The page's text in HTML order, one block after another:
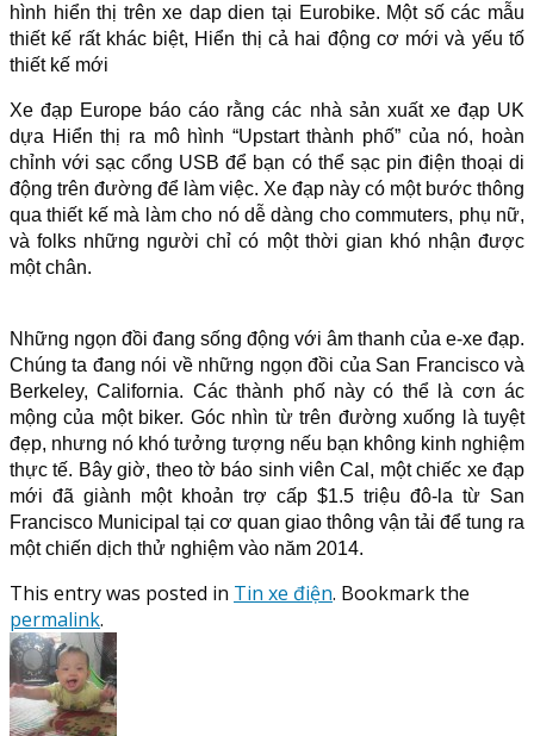
hình hiển thị trên xe dap dien tại Eurobike. Một số các mẫu
thiết kế rất khác biệt, Hiển thị cả hai động cơ mới và yếu tố
thiết kế mới
Xe đạp Europe báo cáo rằng các nhà sản xuất xe đạp UK
dựa Hiển thị ra mô hình “Upstart thành phố” của nó, hoàn
chỉnh với sạc cổng USB để bạn có thể sạc pin điện thoại di
động trên đường để làm việc. Xe đạp này có một bước thông
qua thiết kế mà làm cho nó dễ dàng cho commuters, phụ nữ,
và folks những người chỉ có một thời gian khó nhận được
một chân.
Những ngọn đồi đang sống động với âm thanh của e-xe đạp.
Chúng ta đang nói về những ngọn đồi của San Francisco và
Berkeley, California. Các thành phố này có thể là cơn ác
mộng của một biker. Góc nhìn từ trên đường xuống là tuyệt
đẹp, nhưng nó khó tưởng tượng nếu bạn không kinh nghiệm
thực tế. Bây giờ, theo tờ báo sinh viên Cal, một chiếc xe đạp
mới đã giành một khoản trợ cấp $1.5 triệu đô-la từ San
Francisco Municipal tại cơ quan giao thông vận tải để tung ra
một chiến dịch thử nghiệm vào năm 2014.
This entry was posted in Tin xe điện. Bookmark the
permalink.